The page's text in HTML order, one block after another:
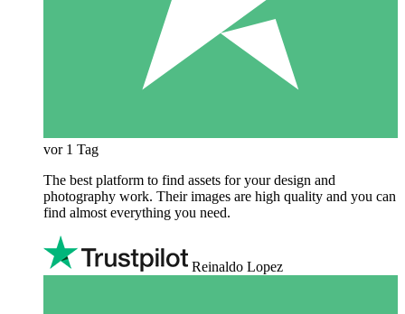
vor 1 Tag
The best platform to find assets for your design and
photography work. Their images are high quality and you can
find almost everything you need.
Reinaldo Lopez